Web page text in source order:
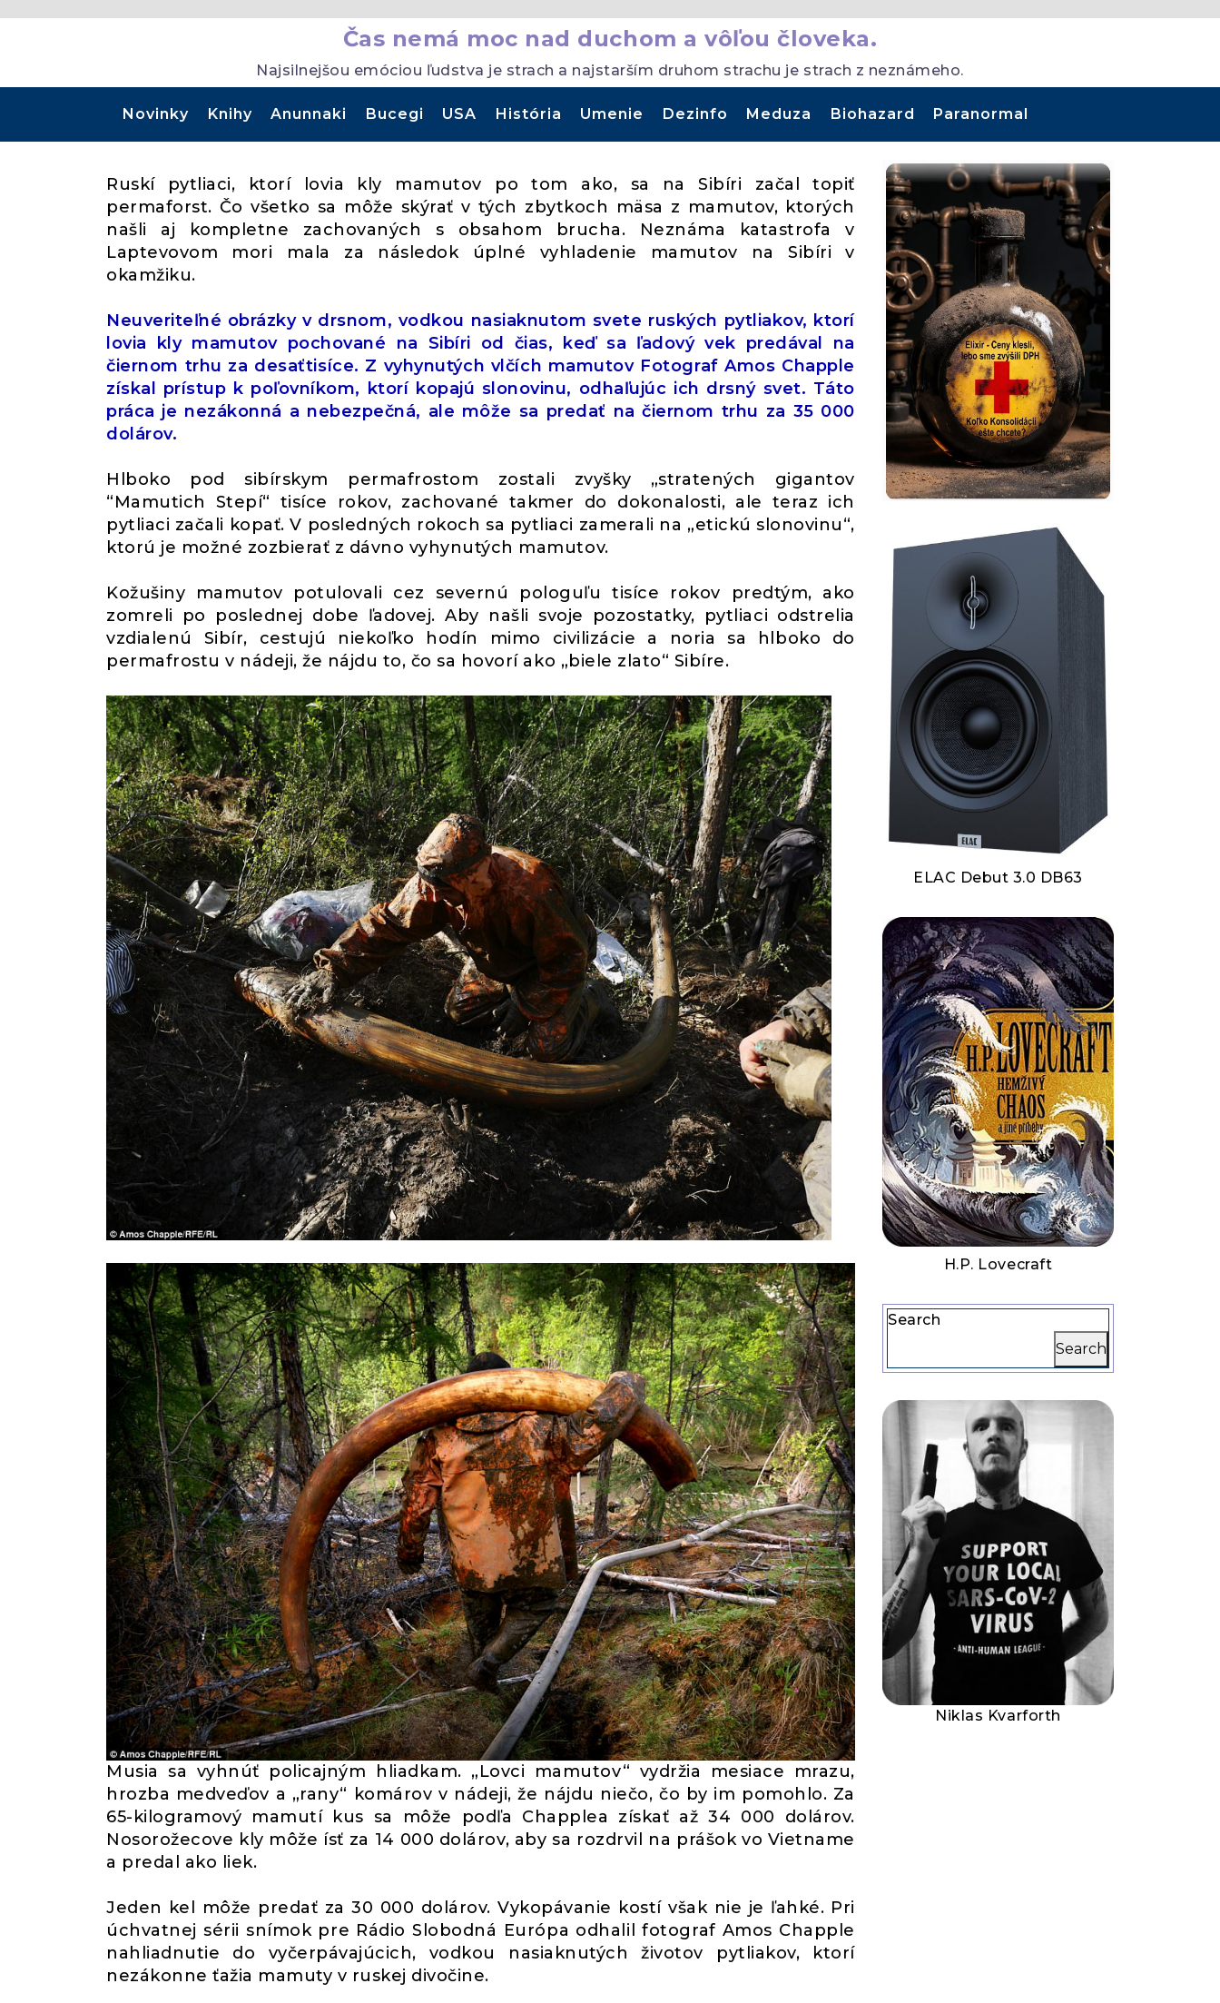
Čas nemá moc nad duchom a vôľou človeka.
Najsilnejšou emóciou ľudstva je strach a najstarším druhom strachu je strach z neznámeho.
Novinky Knihy Anunnaki Bucegi USA História Umenie Dezinfo Meduza Biohazard Paranormal
Ruskí pytliaci, ktorí lovia kly mamutov po tom ako, sa na Sibíri začal topiť
permaforst. Čo všetko sa môže skýrať v tých zbytkoch mäsa z mamutov, ktorých
našli aj kompletne zachovaných s obsahom brucha. Neznáma katastrofa v
Laptevovom mori mala za následok úplné vyhladenie mamutov na Sibíri v
okamžiku.
Neuveriteľné obrázky v drsnom, vodkou nasiaknutom svete ruských pytliakov, ktorí
lovia kly mamutov pochované na Sibíri od čias, keď sa ľadový vek predával na
čiernom trhu za desaťtisíce. Z vyhynutých vlčích mamutov Fotograf Amos Chapple
získal prístup k poľovníkom, ktorí kopajú slonovinu, odhaľujúc ich drsný svet. Táto
práca je nezákonná a nebezpečná, ale môže sa predať na čiernom trhu za 35 000
dolárov.
Hlboko pod sibírskym permafrostom zostali zvyšky „stratených gigantov
“Mamutich Stepí“ tisíce rokov, zachované takmer do dokonalosti, ale teraz ich
pytliaci začali kopať. V posledných rokoch sa pytliaci zamerali na „etickú slonovinu“,
ktorú je možné zozbierať z dávno vyhynutých mamutov.
Kožušiny mamutov potulovali cez severnú pologuľu tisíce rokov predtým, ako
zomreli po poslednej dobe ľadovej. Aby našli svoje pozostatky, pytliaci odstrelia
vzdialenú Sibír, cestujú niekoľko hodín mimo civilizácie a noria sa hlboko do
permafrostu v nádeji, že nájdu to, čo sa hovorí ako „biele zlato“ Sibíre.
Musia sa vyhnúť policajným hliadkam. „Lovci mamutov“ vydržia mesiace mrazu,
hrozba medveďov a „rany“ komárov v nádeji, že nájdu niečo, čo by im pomohlo. Za
65-kilogramový mamutí kus sa môže podľa Chapplea získať až 34 000 dolárov.
Nosorožecove kly môže ísť za 14 000 dolárov, aby sa rozdrvil na prášok vo Vietname
a predal ako liek.
Jeden kel môže predať za 30 000 dolárov. Vykopávanie kostí však nie je ľahké. Pri
úchvatnej sérii snímok pre Rádio Slobodná Európa odhalil fotograf Amos Chapple
nahliadnutie do vyčerpávajúcich, vodkou nasiaknutých životov pytliakov, ktorí
nezákonne ťažia mamuty v ruskej divočine.
ELAC Debut 3.0 DB63
H.P. Lovecraft
Search
Search
Niklas Kvarforth